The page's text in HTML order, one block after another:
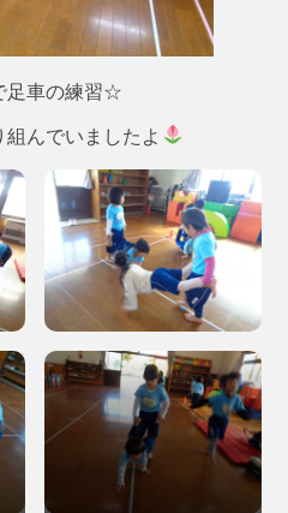
足車の練習☆
んでいましたよ